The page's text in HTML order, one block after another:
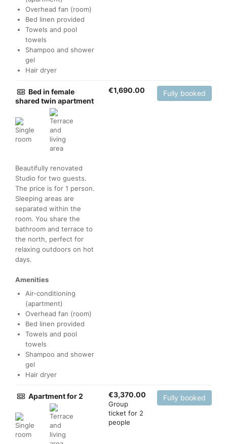
Overhead fan (room)
Bed linen provided
Towels and pool
towels
Shampoo and shower
gel
Hair dryer
Bed in female
shared twin apartment
Beautifully renovated
Studio for two guests.
The price is for 1 person.
Sleeping areas are
separated within the
room. You share the
bathroom and terrace to
the north, perfect for
relaxing outdoors on hot
days.
Amenities
Air-conditioning
(apartment)
Overhead fan (room)
Bed linen provided
Towels and pool
towels
Shampoo and shower
gel
Hair dryer
€1,690.00 Fully booked
Apartment for 2 €3,370.00
Group
ticket for 2
people
Fully booked